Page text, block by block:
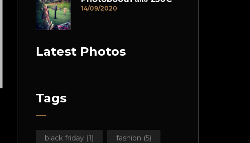
14/09/2020
Latest Photos
Tags
black friday (1) fashion (5)